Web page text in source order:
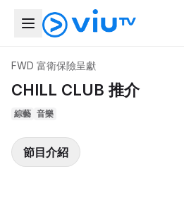
FWD 富衛保險呈獻
CHILL CLUB 推介
綜藝 音樂
節目介紹